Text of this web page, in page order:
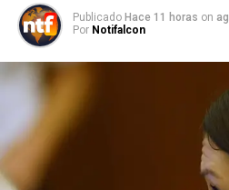
Publicado Hace 11 horas on
Por Notifalcon